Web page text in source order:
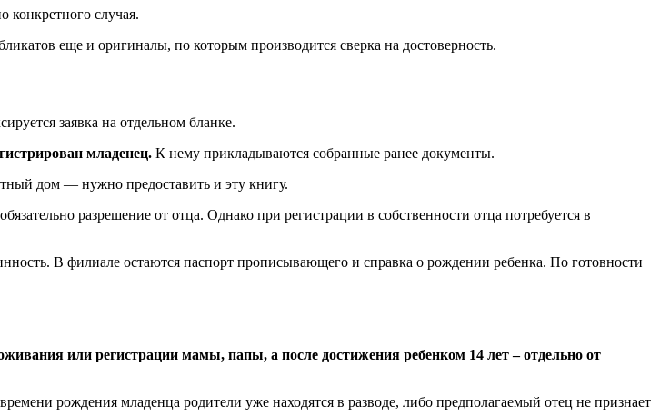
конкретного случая.
еще и оригиналы, по которым производится сверка на достоверность.
заявка на отдельном бланке.
младенец. К нему прикладываются собранные ранее документы.
дом — нужно предоставить и эту книгу.
разрешение от отца. Однако при регистрации в собственности отца потребуется в
В филиале остаются паспорт прописывающего и справка о рождении ребенка. По готовности
или регистрации мамы, папы, а после достижения ребенком 14 лет – отдельно от
рождения младенца родители уже находятся в разводе, либо предполагаемый отец не признает